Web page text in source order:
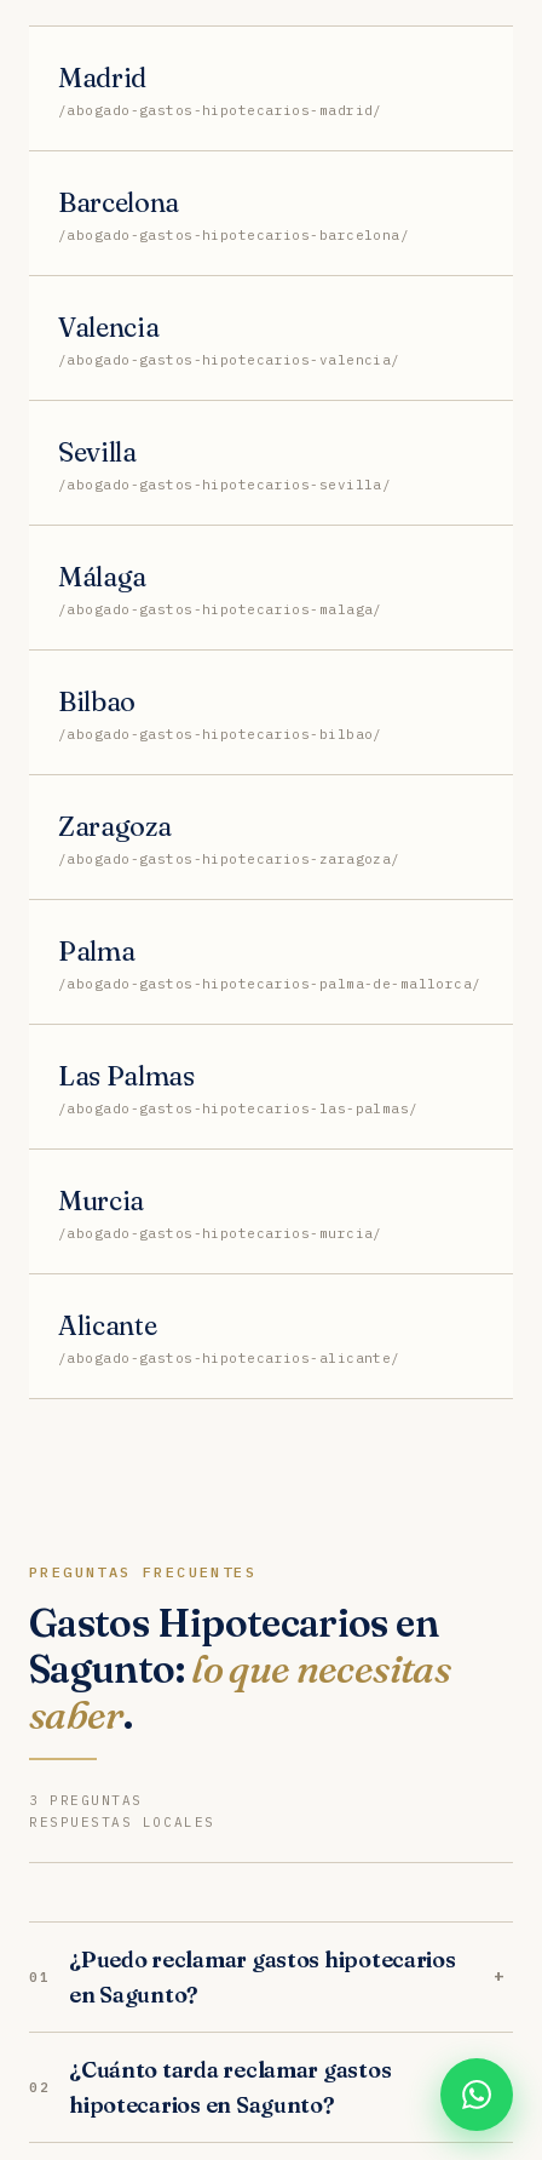
Madrid
/abogado-gastos-hipotecarios-madrid/
Barcelona
/abogado-gastos-hipotecarios-barcelona/
Valencia
/abogado-gastos-hipotecarios-valencia/
Sevilla
/abogado-gastos-hipotecarios-sevilla/
Málaga
/abogado-gastos-hipotecarios-malaga/
Bilbao
/abogado-gastos-hipotecarios-bilbao/
Zaragoza
/abogado-gastos-hipotecarios-zaragoza/
Palma
/abogado-gastos-hipotecarios-palma-de-mallorca/
Las Palmas
/abogado-gastos-hipotecarios-las-palmas/
Murcia
/abogado-gastos-hipotecarios-murcia/
Alicante
/abogado-gastos-hipotecarios-alicante/
PREGUNTAS FRECUENTES
Gastos Hipotecarios en
Sagunto:lo que necesitas
saber.
3 PREGUNTAS
RESPUESTAS LOCALES
01
¿Puedo reclamar gastos hipotecarios
en Sagunto?
+
especialistas en gastos hipotecarios. Analizamos
tu caso gratuitamente y trabajamos orientados a
resultados. Los juzgados de Sagunto tienen
02
¿Cuánto tarda reclamar gastos
hipotecarios en Sagunto?